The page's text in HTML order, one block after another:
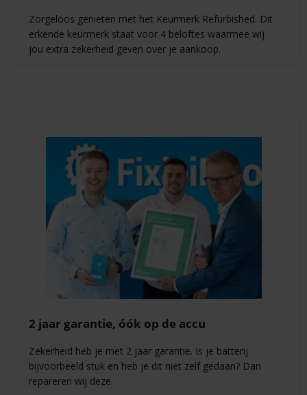
Zorgeloos genieten met het Keurmerk Refurbished. Dit
erkende keurmerk staat voor 4 beloftes waarmee wij
jou extra zekerheid geven over je aankoop.
2 jaar garantie, óók op de accu
Zekerheid heb je met 2 jaar garantie. Is je batterij
bijvoorbeeld stuk en heb je dit niet zelf gedaan? Dan
repareren wij deze.